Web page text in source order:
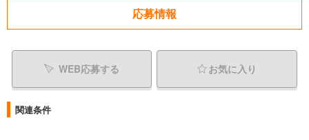
応募情報
WEB応募する お気に入り
関連条件